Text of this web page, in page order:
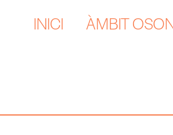
INICI ÀMBIT